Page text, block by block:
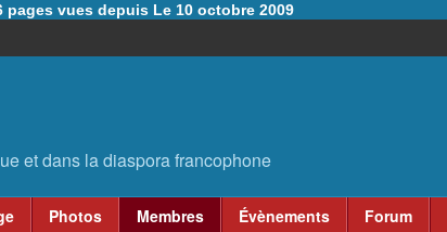
vues depuis Le 10 octobre 2009
Photos Membres Évènements Forum